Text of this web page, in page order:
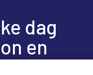
dag
en